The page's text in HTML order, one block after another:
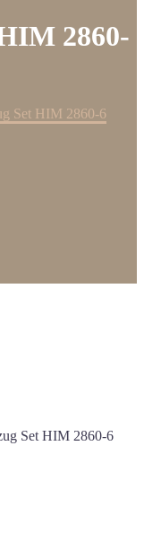
2860-
Set HIM 2860-6
Set HIM 2860-6